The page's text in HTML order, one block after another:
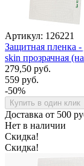
Артикул: 126221
Защитная пленка
skin прозрачная
279,50 руб.
559 руб.
-50%
Купить в один клик
Доставка от 500
Нет в наличии
Скидка!
Скидка!